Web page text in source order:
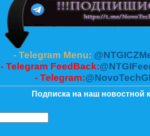
- Telegram Menu:
- Telegram FeedBack:
- Telegram:
Подписка на наш новостной